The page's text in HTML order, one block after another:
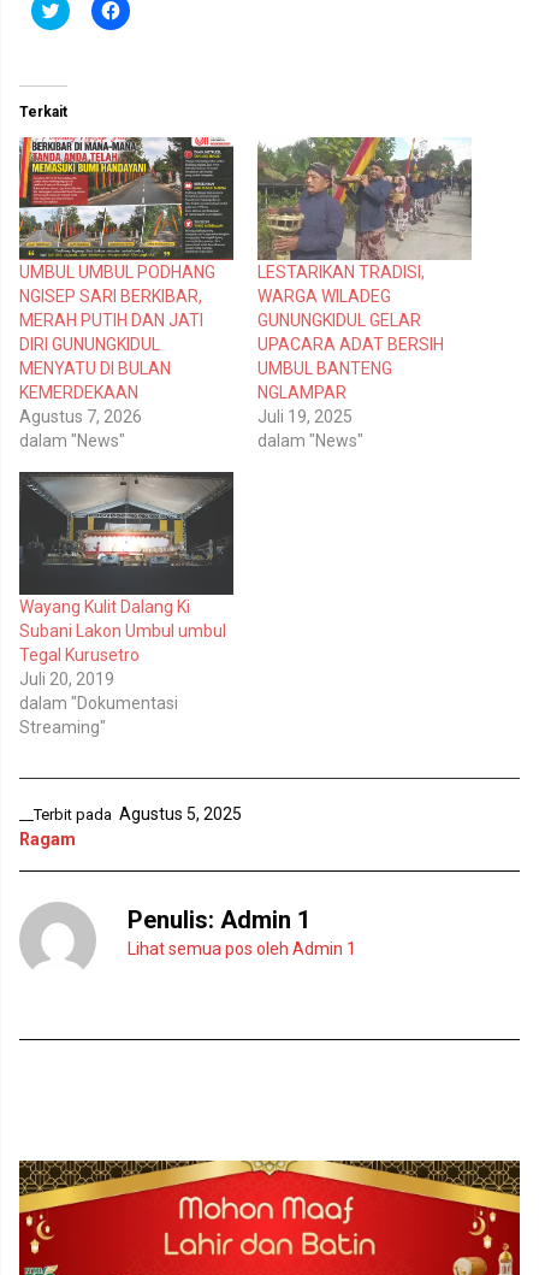
K
l
n
t
u
k
b
e
r
b
a
g
i
p
a
d
a
T
w
i
t
t
e
r
M
m
u
k
a
d
i
e
n
d
e
a
y
a
n
a
u
)
K
l
k
m
e
m
b
a
g
i
k
a
n
d
i
F
a
c
e
b
o
o
M
e
m
b
u
k
a
i
j
e
n
d
l
a
g
a
r
Terkait
UMBUL UMBUL PODHANG
NGISEP SARI BERKIBAR,
MERAH PUTIH DAN JATI
DIRI GUNUNGKIDUL
MENYATU DI BULAN
KEMERDEKAAN
Agustus 7, 2026
dalam "News"
LESTARIKAN TRADISI,
WARGA WILADEG
GUNUNGKIDUL GELAR
UPACARA ADAT BERSIH
UMBUL BANTENG
NGLAMPAR
Juli 19, 2025
dalam "News"
Wayang Kulit Dalang Ki
Subani Lakon Umbul umbul
Tegal Kurusetro
Juli 20, 2019
dalam "Dokumentasi
Streaming"
__Terbit pada Agustus 5, 2025
Ragam
Penulis: Admin 1
Lihat semua pos oleh Admin 1